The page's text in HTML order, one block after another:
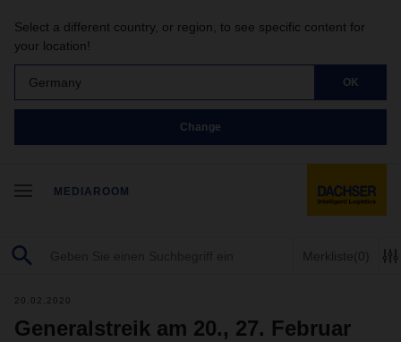
Select a different country, or region, to see specific content for
your location!
Germany OK
Change
MEDIAROOM
Merkliste(0)
20.02.2020
Generalstreik am 20., 27. Februar